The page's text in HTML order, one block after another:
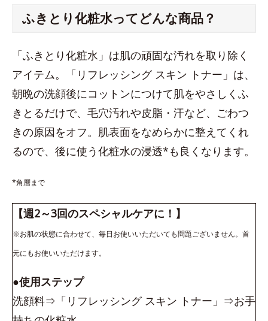
ふきとり化粧水ってどんな商品？
「ふきとり化粧水」は肌の頑固な汚れを取り除く
アイテム。「リフレッシング スキン トナー」は、
朝晩の洗顔後にコットンにつけて肌をやさしくふ
きとるだけで、毛穴汚れや皮脂・汗など、ごわつ
きの原因をオフ。肌表面をなめらかに整えてくれ
るので、後に使う化粧水の浸透*も良くなります。
*角層まで
【週2～3回のスペシャルケアに！】
※お肌の状態に合わせて、毎日お使いいただいても問題ございません。首
元にもお使いいただけます。
●使用ステップ
洗顔料⇒「リフレッシング スキン トナー」⇒お手